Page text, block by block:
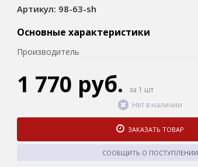
Артикул: 98-63-sh
Основные характеристики
Производитель
1 770 руб.
за 1 шт
Нет в наличии
ЗАКАЗАТЬ ТОВАР
СООБЩИТЬ О ПОСТУПЛЕНИИ